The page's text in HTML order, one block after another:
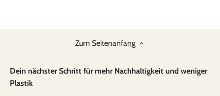
Zum Seitenanfang
Dein nächster Schritt für mehr Nachhaltigkeit und weniger
Plastik